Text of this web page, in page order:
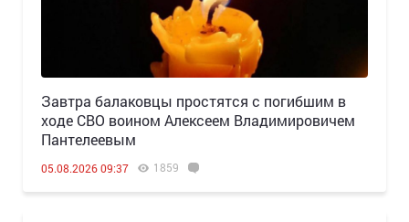
Завтра балаковцы простятся с погибшим в
ходе СВО воином Алексеем Владимировичем
Пантелеевым
05.08.2026 09:37 1859